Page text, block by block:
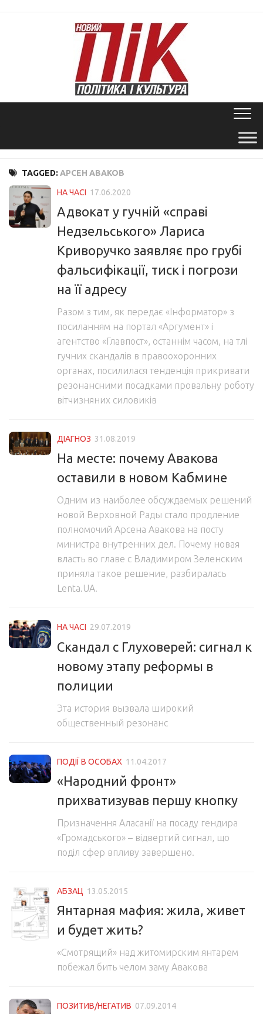
TAGGED: АРСЕН АВАКОВ
НА ЧАСІ 17.06.2020
Адвокат у гучній «справі
Недзельського» Лариса
Криворучко заявляє про грубі
фальсифікації, тиск і погрози
на її адресу
Разом з тим, як передає «Інформатор» з
посиланням на портал «Аргумент» і
агентство «Главпост», останнім часом, на тлі
гучних скандалів в правоохоронних
органах, посилилася тенденція прикривати
резонансними посадками провальну роботу
вітчизняних силовиків
ДІАГНОЗ 31.08.2019
На месте: почему Авакова
оставили в новом Кабмине
Одним из наиболее обсуждаемых решений
новой Верховной Рады стало продление
полномочий Арсена Авакова на посту
министра внутренних дел. Почему новая
власть во главе с Владимиром Зеленским
приняла такое решение, разбиралась
Lenta.UA.
НА ЧАСІ 29.07.2019
Скандал с Глуховерей: сигнал к
новому этапу реформы в
полиции
Эта история вызвала широкий
общественный резонанс
ПОДІЇ В ОСОБАХ 11.04.2017
«Народний фронт»
прихватизував першу кнопку
Призначення Аласанії на посаду гендира
«Громадського» – відвертий сигнал, що
поділ сфер впливу завершено.
АБЗАЦ 13.05.2015
Янтарная мафия: жила, живет
и будет жить?
«Смотрящий» над житомирским янтарем
побежал бить челом заму Авакова
ПОЗИТИВ/НЕГАТИВ 07.09.2014